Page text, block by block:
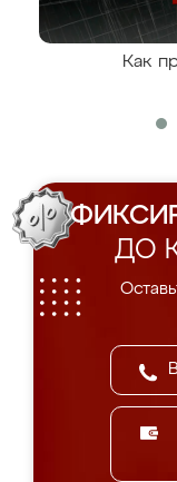
Как
ДО